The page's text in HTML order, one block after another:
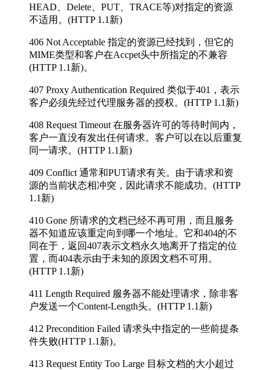
HEAD、Delete、PUT、TRACE等)对指定的资源
不适用。(HTTP 1.1新)
406 Not Acceptable 指定的资源已经找到，但它的
MIME类型和客户在Accpet头中所指定的不兼容
(HTTP 1.1新)。
407 Proxy Authentication Required 类似于401，表示
客户必须先经过代理服务器的授权。(HTTP 1.1新)
408 Request Timeout 在服务器许可的等待时间内，
客户一直没有发出任何请求。客户可以在以后重复
同一请求。(HTTP 1.1新)
409 Conflict 通常和PUT请求有关。由于请求和资
源的当前状态相冲突，因此请求不能成功。(HTTP
1.1新)
410 Gone 所请求的文档已经不再可用，而且服务
器不知道应该重定向到哪一个地址。它和404的不
同在于，返回407表示文档永久地离开了指定的位
置，而404表示由于未知的原因文档不可用。
(HTTP 1.1新)
411 Length Required 服务器不能处理请求，除非客
户发送一个Content-Length头。(HTTP 1.1新)
412 Precondition Failed 请求头中指定的一些前提条
件失败(HTTP 1.1新)。
413 Request Entity Too Large 目标文档的大小超过